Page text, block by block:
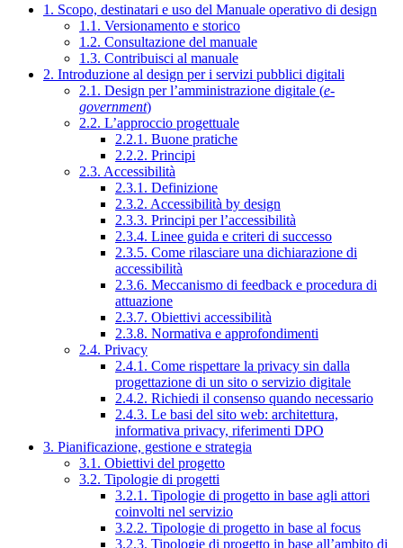
1. Scopo, destinatari e uso del Manuale operativo di design
1.1. Versionamento e storico
1.2. Consultazione del manuale
1.3. Contribuisci al manuale
2. Introduzione al design per i servizi pubblici digitali
2.1. Design per l’amministrazione digitale (e-
government)
2.2. L’approccio progettuale
2.2.1. Buone pratiche
2.2.2. Principi
2.3. Accessibilità
2.3.1. Definizione
2.3.2. Accessibilità by design
2.3.3. Principi per l’accessibilità
2.3.4. Linee guida e criteri di successo
2.3.5. Come rilasciare una dichiarazione di
accessibilità
2.3.6. Meccanismo di feedback e procedura di
attuazione
2.3.7. Obiettivi accessibilità
2.3.8. Normativa e approfondimenti
2.4. Privacy
2.4.1. Come rispettare la privacy sin dalla
progettazione di un sito o servizio digitale
2.4.2. Richiedi il consenso quando necessario
2.4.3. Le basi del sito web: architettura,
informativa privacy, riferimenti DPO
3. Pianificazione, gestione e strategia
3.1. Obiettivi del progetto
3.2. Tipologie di progetti
3.2.1. Tipologie di progetto in base agli attori
coinvolti nel servizio
3.2.2. Tipologie di progetto in base al focus
3.2.3. Tipologie di progetto in base all’ambito di